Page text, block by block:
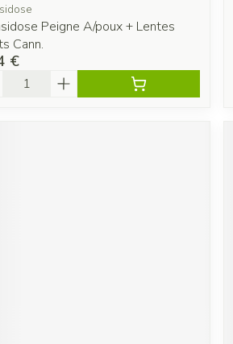
Peigne A/poux + Lentes
Cann.
€